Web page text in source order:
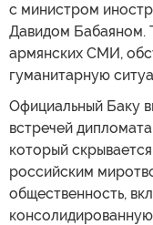
с министром
Давидом Бабаяном.
армянских СМИ,
гуманитарную
Официальный Баку
встречей
который
российским
общественность,